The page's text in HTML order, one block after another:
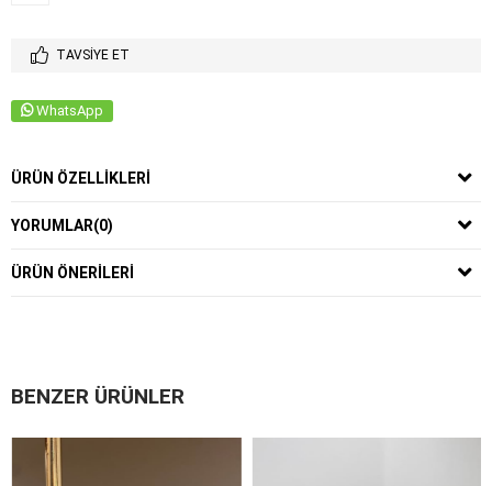
TAVSIYE ET
WhatsApp
ÜRÜN ÖZELLIKLERI
YORUMLAR(0)
ÜRÜN ÖNERILERI
BENZER ÜRÜNLER